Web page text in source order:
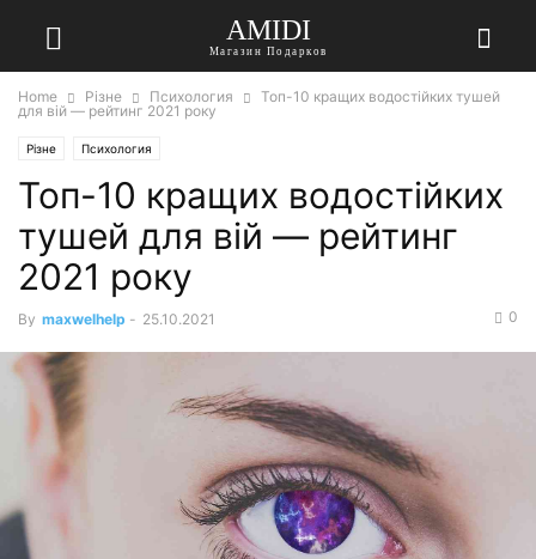
AMIDI
Магазин Подарков
Home Різне Психология
Топ-10 кращих водостійких тушей
для вій — рейтинг 2021 року
Різне Психология
Топ-10 кращих водостійких
тушей для вій — рейтинг
2021 року
By maxwelhelp - 25.10.2021 0